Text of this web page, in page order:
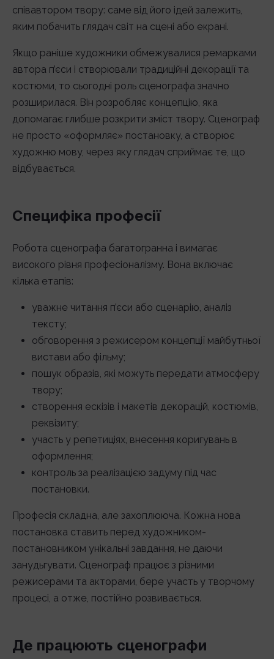
співавтором твору: саме від його ідей залежить,
яким побачить глядач світ на сцені або екрані.
Якщо раніше художники обмежувалися ремарками
автора п’єси і створювали традиційні декорації та
костюми, то сьогодні роль сценографа значно
розширилася. Він розробляє концепцію, яка
допомагає глибше розкрити зміст твору. Сценограф
не просто «оформляє» постановку, а створює
художню мову, через яку глядач сприймає те, що
відбувається.
Специфіка професії
Робота сценографа багатогранна і вимагає
високого рівня професіоналізму. Вона включає
кілька етапів:
уважне читання п’єси або сценарію, аналіз
тексту;
обговорення з режисером концепції майбутньої
вистави або фільму;
пошук образів, які можуть передати атмосферу
твору;
створення ескізів і макетів декорацій, костюмів,
реквізиту;
участь у репетиціях, внесення коригувань в
оформлення;
контроль за реалізацією задуму під час
постановки.
Професія складна, але захоплююча. Кожна нова
постановка ставить перед художником-
постановником унікальні завдання, не даючи
занудьгувати. Сценограф працює з різними
режисерами та акторами, бере участь у творчому
процесі, а отже, постійно розвивається.
Де працюють сценографи